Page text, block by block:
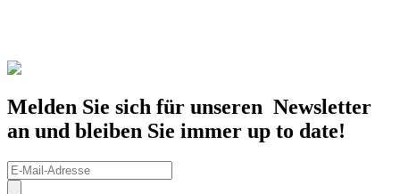
Melden Sie sich für unseren Newsletter
an und bleiben Sie immer up to date!